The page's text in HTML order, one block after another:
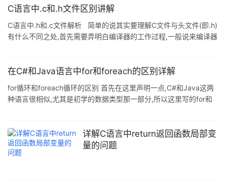
C语言中.c和.h文件区别讲解
C语言中.h和.c文件解析 简单的说其实要理解C文件与头文件(即.h)
有什么不同之处,首先需要弄明白编译器的工作过程,一般说来编译器
标文件 (.obj文件) 连接阶段,将各个目标文件中的各段代码进行绝对
objcopy生成纯二进制码,也就是去掉了文件格式信息.(生成.exe文
件) 编译器在编译时是以C文件为
在C#和Java语言中for和foreach的区别详解
for循环和foreach循环的区别 首先在这里声明一点,C#和Java这两
种语言很相似,尤其是初学的数据类型那一部分,所以这里写的for和
直接上代码: //c# //先创建一个数组 int[] arr = new int[3] {99, 11,
22}; //利用for循环打印(可以创建一个变量 i;判断这个i是否小于数组
的长度;每次循环i自增1)
详解C语言中return返回函数局部变
量的问题